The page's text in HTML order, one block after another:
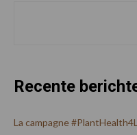
Recente
La campagne